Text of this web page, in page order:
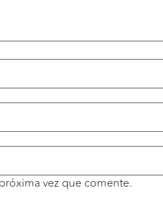
vez que comente.